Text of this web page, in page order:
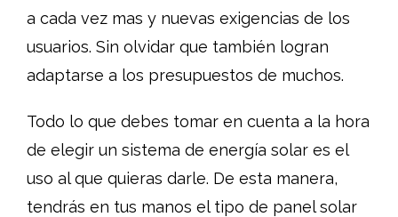
a cada vez mas y nuevas exigencias de los
usuarios. Sin olvidar que también logran
adaptarse a los presupuestos de muchos.
Todo lo que debes tomar en cuenta a la hora
de elegir un sistema de energía solar es el
uso al que quieras darle. De esta manera,
tendrás en tus manos el tipo de panel solar